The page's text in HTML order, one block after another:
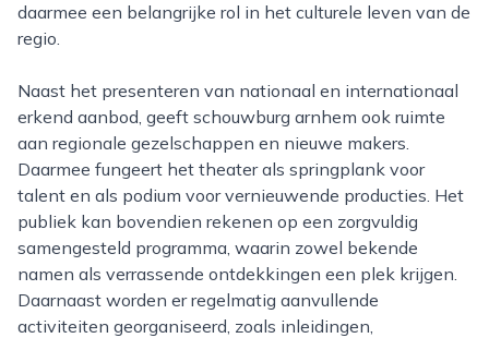
daarmee een belangrijke rol in het culturele leven van de
regio.
Naast het presenteren van nationaal en internationaal
erkend aanbod, geeft schouwburg arnhem ook ruimte
aan regionale gezelschappen en nieuwe makers.
Daarmee fungeert het theater als springplank voor
talent en als podium voor vernieuwende producties. Het
publiek kan bovendien rekenen op een zorgvuldig
samengesteld programma, waarin zowel bekende
namen als verrassende ontdekkingen een plek krijgen.
Daarnaast worden er regelmatig aanvullende
activiteiten georganiseerd, zoals inleidingen,